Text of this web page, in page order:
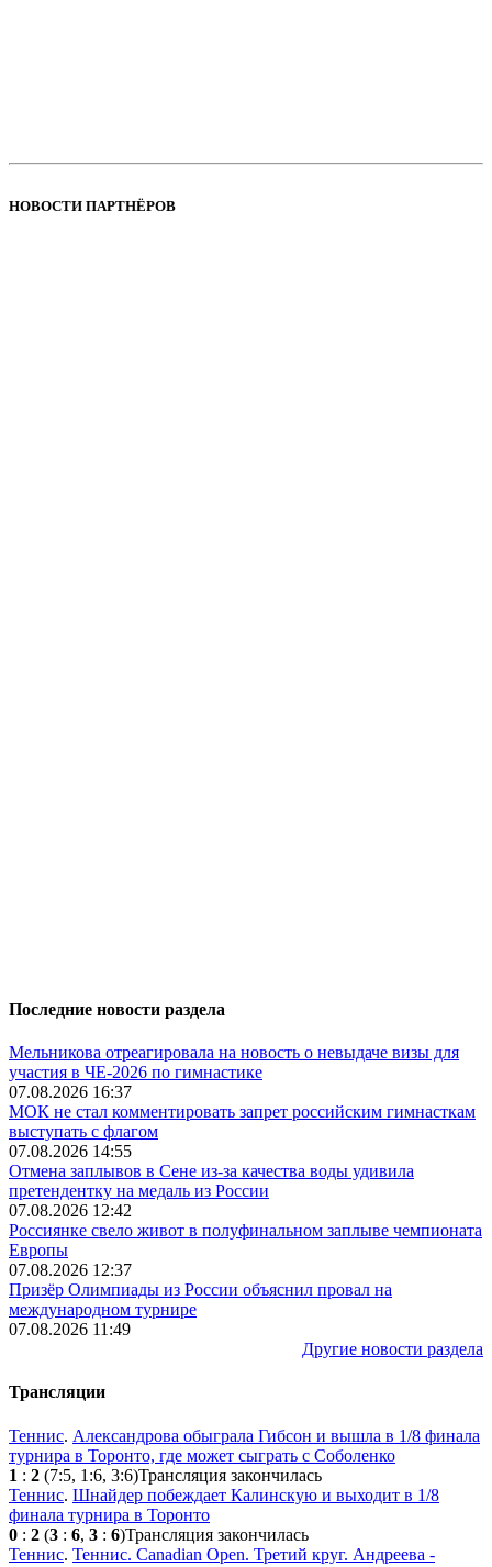
НОВОСТИ ПАРТНЁРОВ
Последние новости раздела
Мельникова отреагировала на новость о невыдаче визы для
участия в ЧЕ-2026 по гимнастике
07.08.2026 16:37
МОК не стал комментировать запрет российским гимнасткам
выступать с флагом
07.08.2026 14:55
Отмена заплывов в Сене из-за качества воды удивила
претендентку на медаль из России
07.08.2026 12:42
Россиянке свело живот в полуфинальном заплыве чемпионата
Европы
07.08.2026 12:37
Призёр Олимпиады из России объяснил провал на
международном турнире
07.08.2026 11:49
Другие новости раздела
Трансляции
Теннис. Александрова обыграла Гибсон и вышла в 1/8 финала
турнира в Торонто, где может сыграть с Соболенко
1 : 2 (7:5, 1:6, 3:6)Трансляция закончилась
Теннис. Шнайдер побеждает Калинскую и выходит в 1/8
финала турнира в Торонто
0 : 2 (3 : 6, 3 : 6)Трансляция закончилась
Теннис. Теннис. Canadian Open. Третий круг. Андреева -